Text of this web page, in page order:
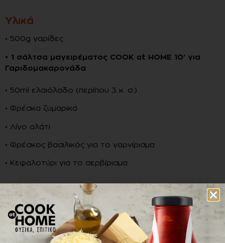
Υλικά
• 500g γαρίδες
• 1 σάλτσα μαγειρέματος COOK at HOME 10’ για
Γαριδομακαρονάδα
• 50ml ελαιόλαδο (περίπου 3 κ. σ.)
• Φρέσκα ζυμαρικά
• Λίγο αλάτι
• Φρέσκος βασιλικός για το γαρνίρισμα
• Κεφαλοτύρι για το σερβίρισμα
Εκτέλεση
Βράζουμε τα φρέσκα ζυμαρικά σε άφθονο